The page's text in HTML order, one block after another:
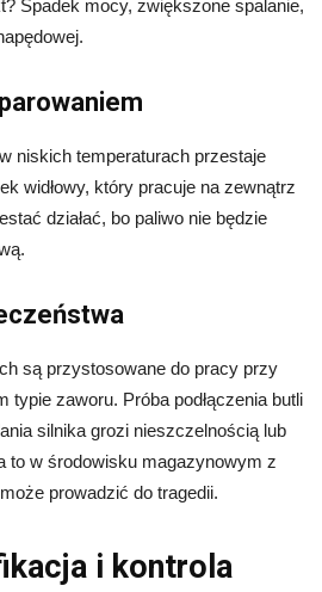
Spadek mocy, zwiększone spalanie,
niskich temperaturach przestaje
widłowy, który pracuje na zewnątrz
działać, bo paliwo nie będzie
są przystosowane do pracy przy
typie zaworu. Próba podłączenia butli
silnika grozi nieszczelnością lub
to w środowisku magazynowym z
prowadzić do tragedii.
i kontrola